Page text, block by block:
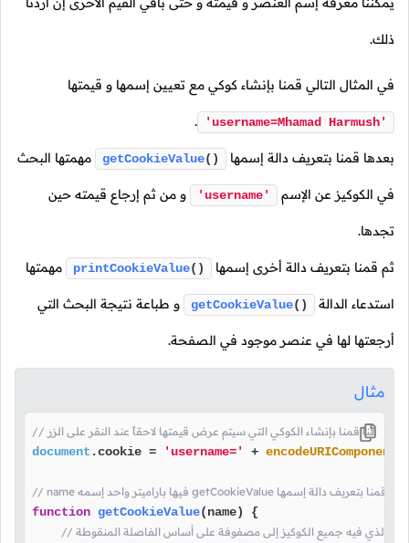
ذلك.
في المثال التالي قمنا بإنشاء كوكي مع تعيين إسمها و قيمتها
'username=Mhamad Harmush'
.
بعدها قمنا بتعريف دالة إسمها getCookieValue() مهمتها البحث
في الكوكيز عن الإسم 'username' و من ثم إرجاع قيمته حين
تجدها.
ثم قمنا بتعريف دالة أخرى إسمها printCookieValue() مهمتها
استدعاء الدالة getCookieValue() و طباعة نتيجة البحث التي
أرجعتها لها في عنصر موجود في الصفحة.
مثال
// هنا قمنا بإنشاء الكوكي التي سيتم عرض قيمتها لاحقاً عند النقر على الزر
document .cookie = 'username=' + encodeURIComponent
// name فيها باراميتر واحد إسمه getCookieValue هنا قمنا بتعريف دالة إسمها
function getCookieValue(name) {
النص الذي فيه جميع الكوكيز إلى مصفوفة على أساس الفاصلة المنقوطة